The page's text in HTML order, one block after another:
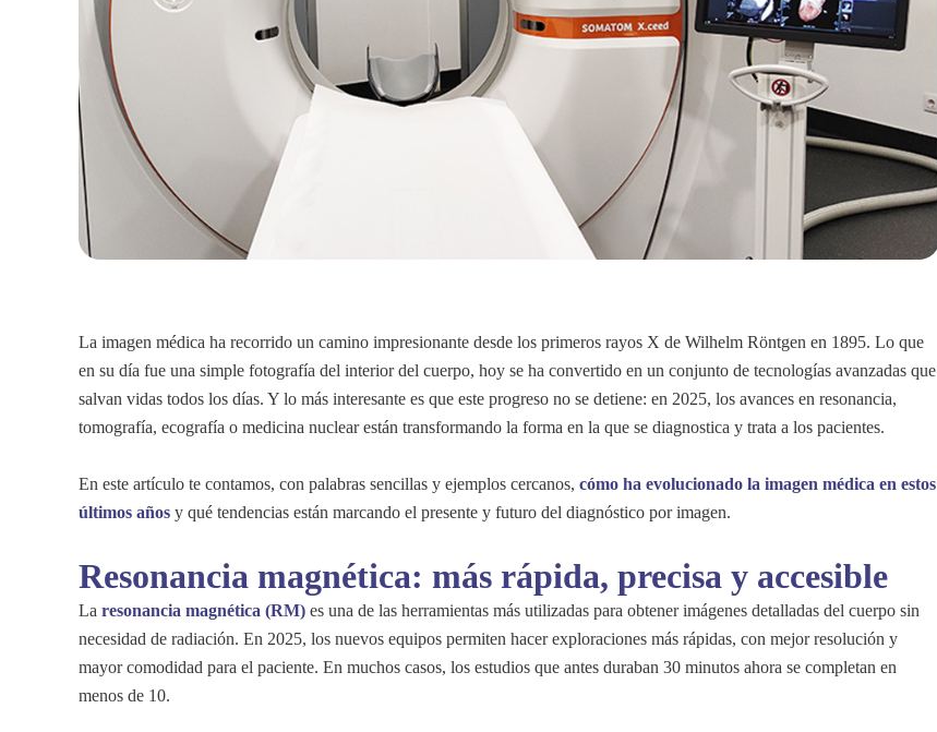
La imagen médica ha recorrido un camino impresionante desde los primeros rayos X de Wilhelm Röntgen en 1895. Lo que
en su día fue una simple fotografía del interior del cuerpo, hoy se ha convertido en un conjunto de tecnologías avanzadas que
salvan vidas todos los días. Y lo más interesante es que este progreso no se detiene: en 2025, los avances en resonancia,
tomografía, ecografía o medicina nuclear están transformando la forma en la que se diagnostica y trata a los pacientes.
En este artículo te contamos, con palabras sencillas y ejemplos cercanos, cómo ha evolucionado la imagen médica en estos
últimos años y qué tendencias están marcando el presente y futuro del diagnóstico por imagen.
Resonancia magnética: más rápida, precisa y accesible
La resonancia magnética (RM) es una de las herramientas más utilizadas para obtener imágenes detalladas del cuerpo sin
necesidad de radiación. En 2025, los nuevos equipos permiten hacer exploraciones más rápidas, con mejor resolución y
mayor comodidad para el paciente. En muchos casos, los estudios que antes duraban 30 minutos ahora se completan en
menos de 10.